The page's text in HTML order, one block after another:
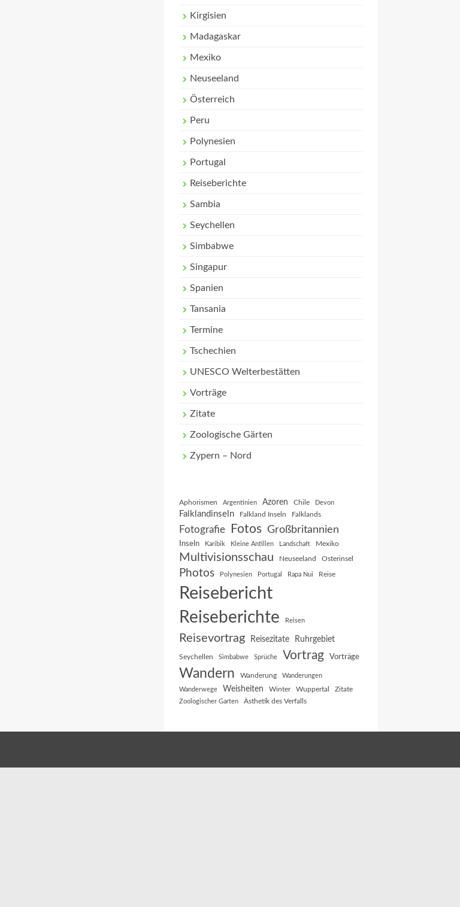
Kirgisien
Madagaskar
Mexiko
Neuseeland
Österreich
Peru
Polynesien
Portugal
Reiseberichte
Sambia
Seychellen
Simbabwe
Singapur
Spanien
Tansania
Termine
Tschechien
UNESCO Welterbestätten
Vorträge
Zitate
Zoologische Gärten
Zypern – Nord
Aphorismen Argentinien Azoren Chile Devon
Falklandinseln Falkland Inseln Falklands
Fotografie Fotos Großbritannien
Inseln Karibik Kleine Antillen Landschaft Mexiko
Multivisionsschau Neuseeland Osterinsel
Photos Polynesien Portugal Rapa Nui Reise
Reisebericht
Reiseberichte Reisen
Reisevortrag Reisezitate Ruhrgebiet
Seychellen Simbabwe Sprüche Vortrag Vorträge
Wandern Wanderung Wanderungen
Wanderwege Weisheiten Winter Wuppertal Zitate
Zoologischer Garten Ästhetik des Verfalls